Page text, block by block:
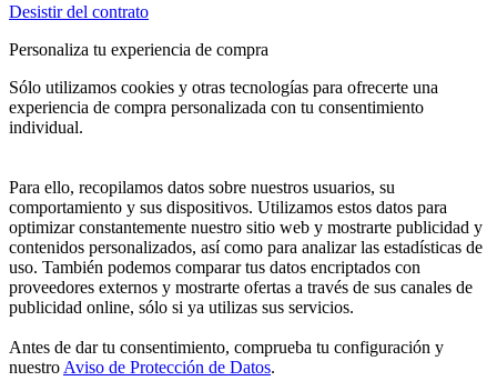
Desistir del contrato
Personaliza tu experiencia de compra
Sólo utilizamos cookies y otras tecnologías para ofrecerte una
experiencia de compra personalizada con tu consentimiento
individual.
Para ello, recopilamos datos sobre nuestros usuarios, su
comportamiento y sus dispositivos. Utilizamos estos datos para
optimizar constantemente nuestro sitio web y mostrarte publicidad y
contenidos personalizados, así como para analizar las estadísticas de
uso. También podemos comparar tus datos encriptados con
proveedores externos y mostrarte ofertas a través de sus canales de
publicidad online, sólo si ya utilizas sus servicios.
Antes de dar tu consentimiento, comprueba tu configuración y
nuestro Aviso de Protección de Datos.